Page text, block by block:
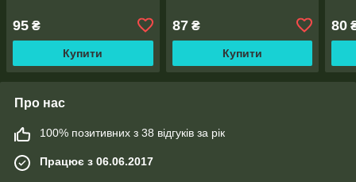
95 ₴
Купити
87₴
Купити
80
Про нас
100% позитивних з 38 відгуків за рік
Працює з 06.06.2017